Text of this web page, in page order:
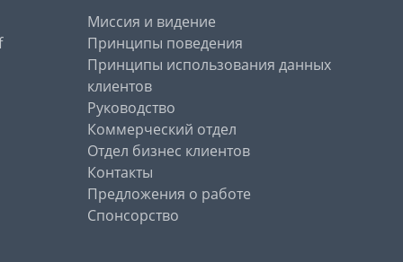
Миссия и видение
Принципы поведения
Принципы использования данных
клиентов
Руководство
Коммерческий отдел
Отдел бизнес клиентов
Контакты
Предложения о работе
Спонсорство